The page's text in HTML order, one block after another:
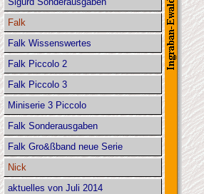
Falk
Falk Wissenswertes
Falk Piccolo 2
Falk Piccolo 3
Miniserie 3 Piccolo
Falk Sonderausgaben
Falk Gro&ßband neue Serie
Nick
aktuelles von Juli 2014